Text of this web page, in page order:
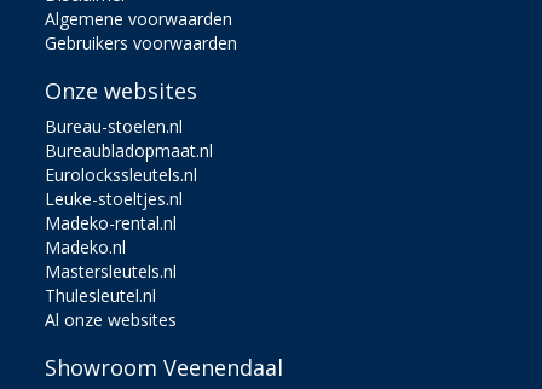
Algemene voorwaarden
Gebruikers voorwaarden
Onze websites
Bureau-stoelen.nl
Bureaubladopmaat.nl
Eurolockssleutels.nl
Leuke-stoeltjes.nl
Madeko-rental.nl
Madeko.nl
Mastersleutels.nl
Thulesleutel.nl
Al onze websites
Showroom Veenendaal